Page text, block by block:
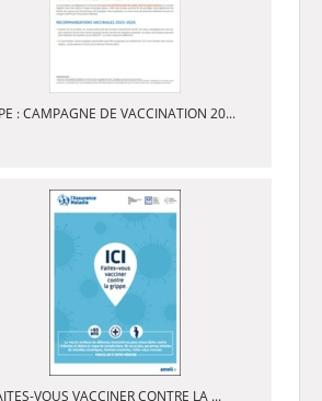
: CAMPAGNE DE VACCINATION 20...
VOUS VACCINER CONTRE LA ...